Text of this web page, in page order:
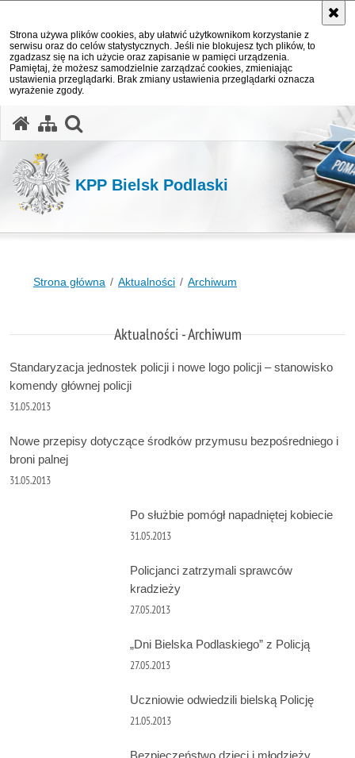
Strona używa plików cookies, aby ułatwić użytkownikom korzystanie z
serwisu oraz do celów statystycznych. Jeśli nie blokujesz tych plików, to
zgadzasz się na ich użycie oraz zapisanie w pamięci urządzenia.
Pamiętaj, że możesz samodzielnie zarządzać cookies, zmieniając
ustawienia przeglądarki. Brak zmiany ustawienia przeglądarki oznacza
wyrażenie zgody.
KPP Bielsk Podlaski
Strona główna Aktualności Archiwum
Aktualności - Archiwum
Standaryzacja jednostek policji i nowe logo policji – stanowisko
komendy głównej policji
31.05.2013
Nowe przepisy dotyczące środków przymusu bezpośredniego i
broni palnej
31.05.2013
Po służbie pomógł napadniętej kobiecie
31.05.2013
Policjanci zatrzymali sprawców
kradzieży
27.05.2013
„Dni Bielska Podlaskiego” z Policją
27.05.2013
Uczniowie odwiedzili bielską Policję
21.05.2013